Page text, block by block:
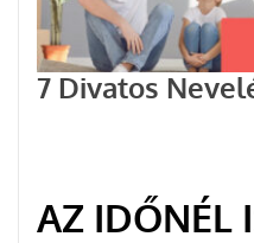
7 Divatos
AZ IDŐNÉL